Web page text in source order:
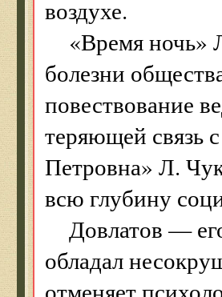
воздухе.
«Время ночь»
болезни
повествование
теряющей связь
Петровна» Л.
всю глубину
Довлатов —
обладал